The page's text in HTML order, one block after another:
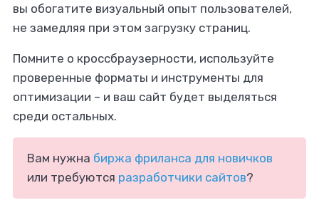
вы обогатите визуальный опыт пользователей,
не замедляя при этом загрузку страниц.
Помните о кроссбраузерности, используйте
проверенные форматы и инструменты для
оптимизации – и ваш сайт будет выделяться
среди остальных.
Вам нужна биржа фриланса для новичков
или требуются разработчики сайтов?